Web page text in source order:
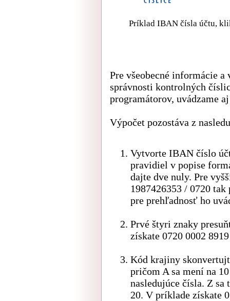
Príklad IBAN čísla účtu,
Pre všeobecné informácie
správnosti kontrolných
programátorov, uvádzame
Výpočet pozostáva z
Vytvorte IBAN číslo
pravidiel v popise
dajte dve nuly. Pre
1987426353 / 0720
pre prehľadnosť ho
Prvé štyri znaky
získate 0720 0002
Kód krajiny
pričom A sa mení na
nasledujúce čísla. Z sa
20. V príklade získate